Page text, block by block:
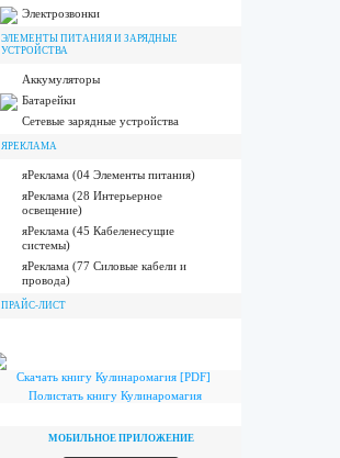
Электрозвонки
ЭЛЕМЕНТЫ ПИТАНИЯ И ЗАРЯДНЫЕ
УСТРОЙСТВА
Аккумуляторы
Батарейки
Сетевые зарядные устройства
ЯРЕКЛАМА
яРеклама (04 Элементы питания)
яРеклама (28 Интерьерное
освещение)
яРеклама (45 Кабеленесущие
системы)
яРеклама (77 Силовые кабели и
провода)
ПРАЙС-ЛИСТ
Скачать книгу Кулинаромагия [PDF]
Полистать книгу Кулинаромагия
МОБИЛЬНОЕ ПРИЛОЖЕНИЕ